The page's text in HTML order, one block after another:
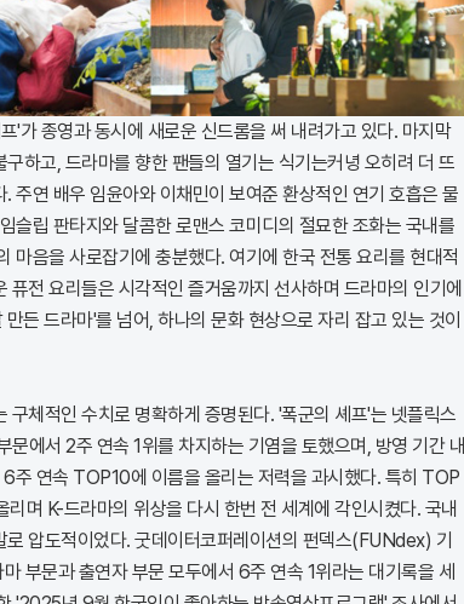
'가 종영과 동시에 새로운 신드롬을 써 내려가고 있다. 마지막
하고, 드라마를 향한 팬들의 열기는 식기는커녕 오히려 더 뜨
주연 배우 임윤아와 이채민이 보여준 환상적인 연기 호흡은 물
슬립 판타지와 달콤한 로맨스 코미디의 절묘한 조화는 국내를
마음을 사로잡기에 충분했다. 여기에 한국 전통 요리를 현대적
퓨전 요리들은 시각적인 즐거움까지 선사하며 드라마의 인기에
든 드라마'를 넘어, 하나의 문화 현상으로 자리 잡고 있는 것이
구체적인 수치로 명확하게 증명된다. '폭군의 셰프'는 넷플릭스
에서 2주 연속 1위를 차지하는 기염을 토했으며, 방영 기간 내
6주 연속 TOP10에 이름을 올리는 저력을 과시했다. 특히 TOP
리며 K-드라마의 위상을 다시 한번 전 세계에 각인시켰다. 국내
로 압도적이었다. 굿데이터코퍼레이션의 펀덱스(FUNdex) 기
부문과 출연자 부문 모두에서 6주 연속 1위라는 대기록을 세